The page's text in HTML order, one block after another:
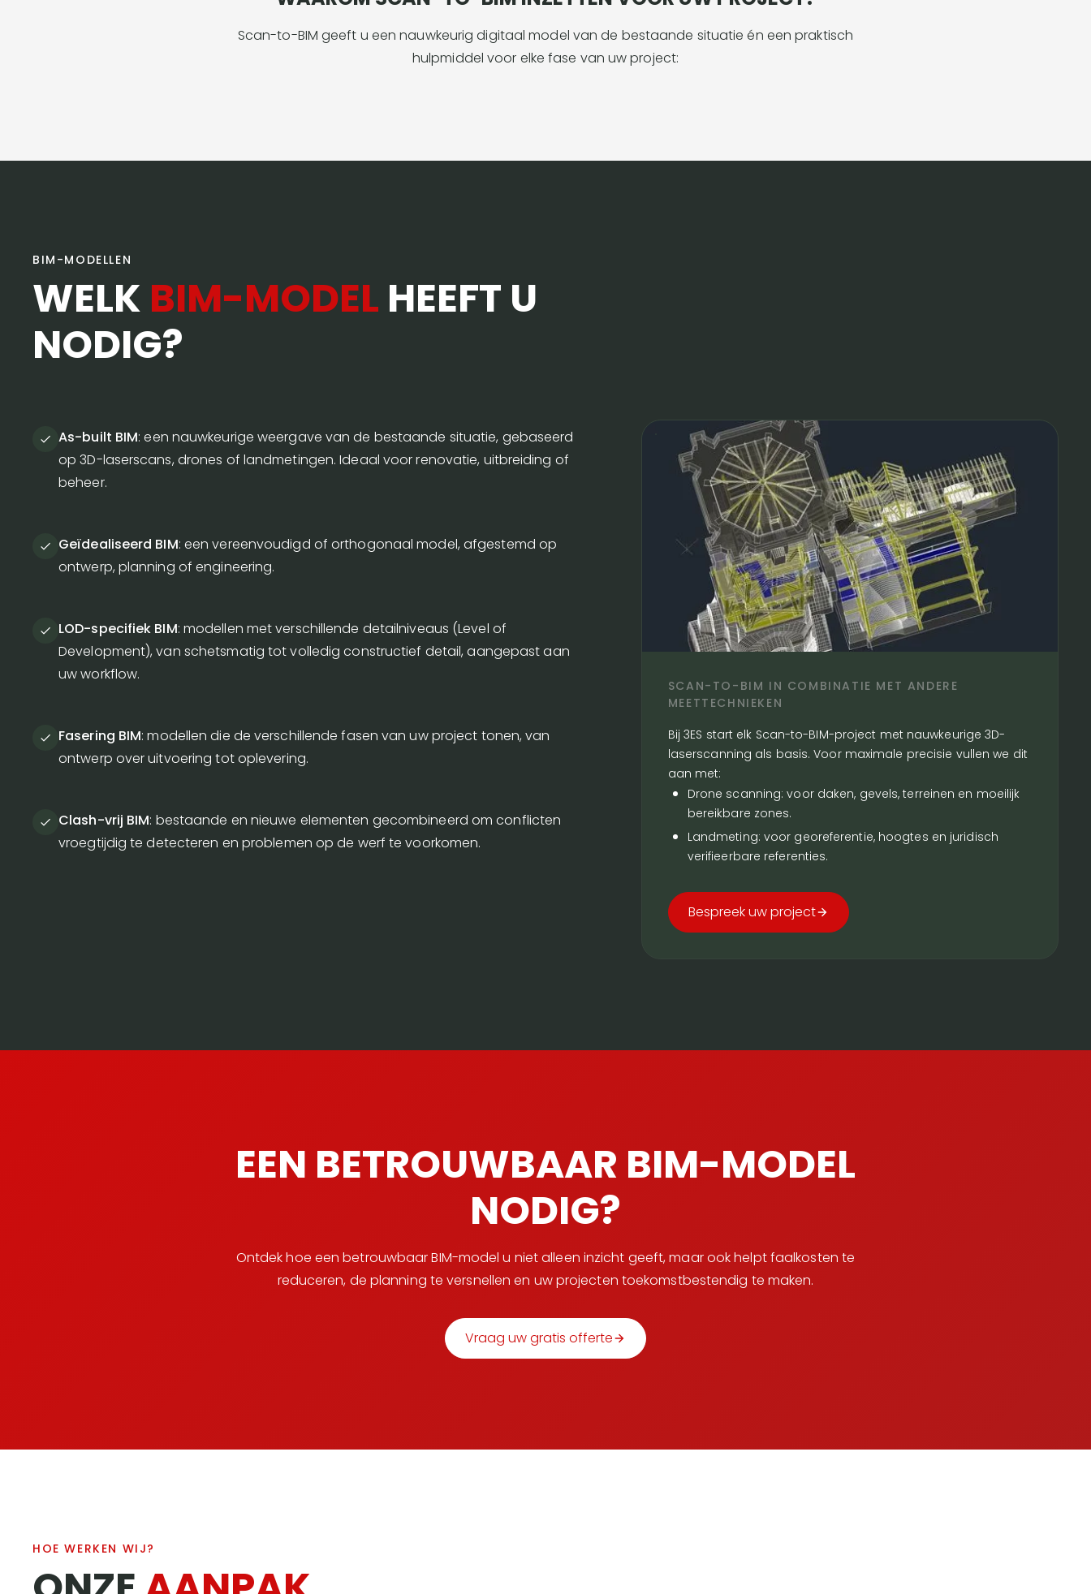
Scan-to-BIM geeft u een nauwkeurig digitaal model van de bestaande situatie én een praktisch
hulpmiddel voor elke fase van uw project:
BIM-MODELLEN
WELK BIM-MODEL HEEFT U
NODIG?
As-built BIM: een nauwkeurige weergave van de bestaande situatie, gebaseerd
op 3D-laserscans, drones of landmetingen. Ideaal voor renovatie, uitbreiding of
beheer.
Geïdealiseerd BIM: een vereenvoudigd of orthogonaal model, afgestemd op
ontwerp, planning of engineering.
LOD-specifiek BIM: modellen met verschillende detailniveaus (Level of
Development), van schetsmatig tot volledig constructief detail, aangepast aan
uw workflow.
Fasering BIM: modellen die de verschillende fasen van uw project tonen, van
ontwerp over uitvoering tot oplevering.
Clash-vrij BIM: bestaande en nieuwe elementen gecombineerd om conflicten
vroegtijdig te detecteren en problemen op de werf te voorkomen.
SCAN-TO-BIM IN COMBINATIE MET ANDERE
MEETTECHNIEKEN
Bij 3ES start elk Scan-to-BIM-project met nauwkeurige 3D-
laserscanning als basis. Voor maximale precisie vullen we dit
aan met:
Drone scanning: voor daken, gevels, terreinen en moeilijk
bereikbare zones.
Landmeting: voor georeferentie, hoogtes en juridisch
verifieerbare referenties.
Bespreek uw project
EEN BETROUWBAAR BIM-MODEL
NODIG?
Ontdek hoe een betrouwbaar BIM-model u niet alleen inzicht geeft, maar ook helpt faalkosten te
reduceren, de planning te versnellen en uw projecten toekomstbestendig te maken.
Vraag uw gratis offerte
HOE WERKEN WIJ?